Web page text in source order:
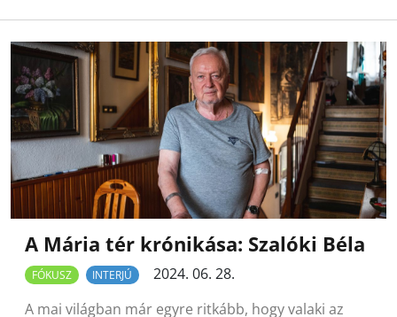
A Mária tér krónikása: Szalóki Béla
FÓKUSZ INTERJÚ
2024. 06. 28.
A mai világban már egyre ritkább, hogy valaki az